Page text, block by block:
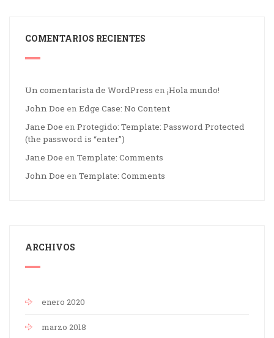
COMENTARIOS RECIENTES
Un comentarista de WordPress en ¡Hola mundo!
John Doe en Edge Case: No Content
Jane Doe en Protegido: Template: Password Protected
(the password is “enter”)
Jane Doe en Template: Comments
John Doe en Template: Comments
ARCHIVOS
enero 2020
marzo 2018